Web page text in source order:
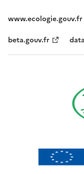
www.ecologie.gouv.fr
beta.gouv.fr